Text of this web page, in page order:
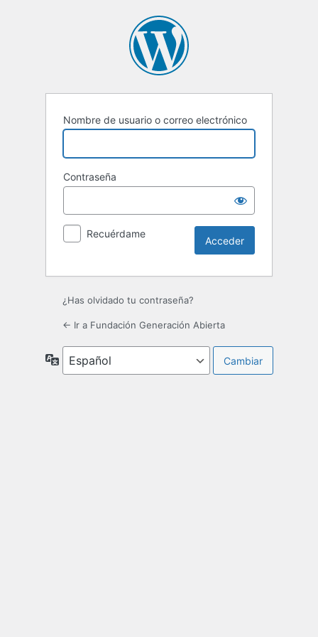
Nombre de usuario o correo electrónico
Contraseña
Recuérdame
¿Has olvidado tu contraseña?
← Ir a Fundación Generación Abierta
Idioma